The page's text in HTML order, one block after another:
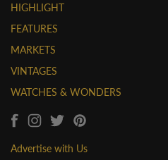
HIGHLIGHT
FEATURES
MARKETS
VINTAGES
WATCHES & WONDERS
Advertise with Us